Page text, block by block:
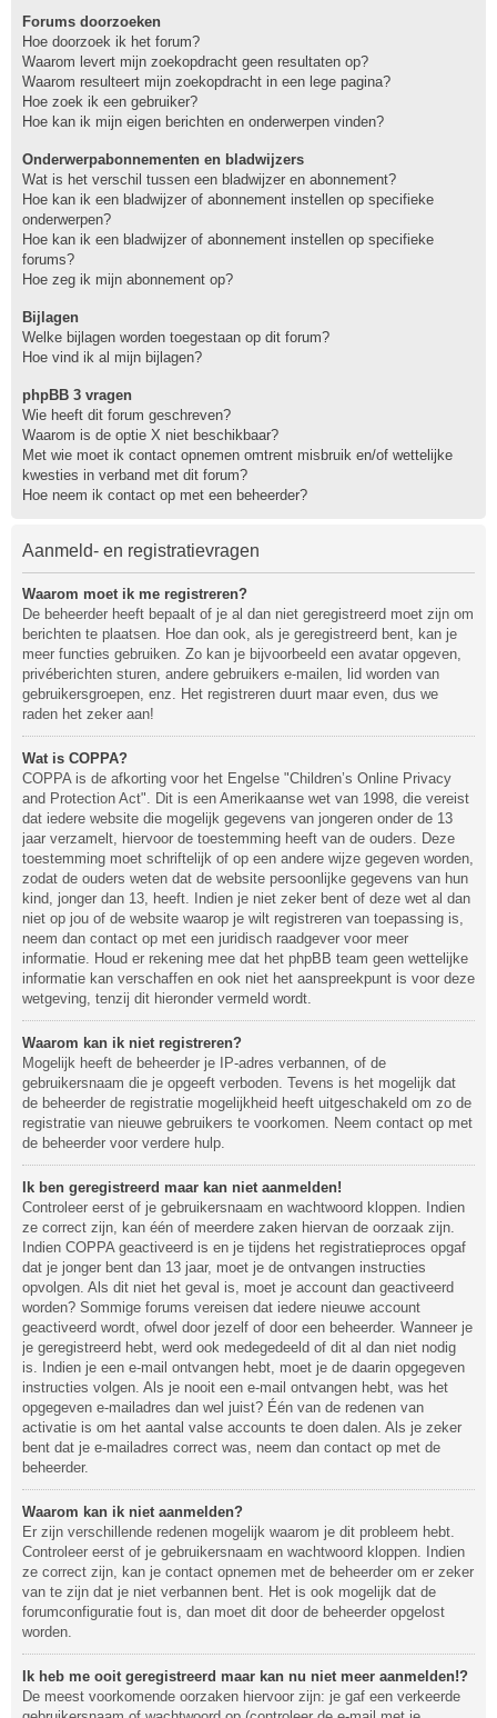
Forums doorzoeken
Hoe doorzoek ik het forum?
Waarom levert mijn zoekopdracht geen resultaten op?
Waarom resulteert mijn zoekopdracht in een lege pagina?
Hoe zoek ik een gebruiker?
Hoe kan ik mijn eigen berichten en onderwerpen vinden?
Onderwerpabonnementen en bladwijzers
Wat is het verschil tussen een bladwijzer en abonnement?
Hoe kan ik een bladwijzer of abonnement instellen op specifieke
onderwerpen?
Hoe kan ik een bladwijzer of abonnement instellen op specifieke
forums?
Hoe zeg ik mijn abonnement op?
Bijlagen
Welke bijlagen worden toegestaan op dit forum?
Hoe vind ik al mijn bijlagen?
phpBB 3 vragen
Wie heeft dit forum geschreven?
Waarom is de optie X niet beschikbaar?
Met wie moet ik contact opnemen omtrent misbruik en/of wettelijke
kwesties in verband met dit forum?
Hoe neem ik contact op met een beheerder?
Aanmeld- en registratievragen
Waarom moet ik me registreren?
De beheerder heeft bepaalt of je al dan niet geregistreerd moet zijn om
berichten te plaatsen. Hoe dan ook, als je geregistreerd bent, kan je
meer functies gebruiken. Zo kan je bijvoorbeeld een avatar opgeven,
privéberichten sturen, andere gebruikers e-mailen, lid worden van
gebruikersgroepen, enz. Het registreren duurt maar even, dus we
raden het zeker aan!
Wat is COPPA?
COPPA is de afkorting voor het Engelse "Children’s Online Privacy
and Protection Act". Dit is een Amerikaanse wet van 1998, die vereist
dat iedere website die mogelijk gegevens van jongeren onder de 13
jaar verzamelt, hiervoor de toestemming heeft van de ouders. Deze
toestemming moet schriftelijk of op een andere wijze gegeven worden,
zodat de ouders weten dat de website persoonlijke gegevens van hun
kind, jonger dan 13, heeft. Indien je niet zeker bent of deze wet al dan
niet op jou of de website waarop je wilt registreren van toepassing is,
neem dan contact op met een juridisch raadgever voor meer
informatie. Houd er rekening mee dat het phpBB team geen wettelijke
informatie kan verschaffen en ook niet het aanspreekpunt is voor deze
wetgeving, tenzij dit hieronder vermeld wordt.
Waarom kan ik niet registreren?
Mogelijk heeft de beheerder je IP-adres verbannen, of de
gebruikersnaam die je opgeeft verboden. Tevens is het mogelijk dat
de beheerder de registratie mogelijkheid heeft uitgeschakeld om zo de
registratie van nieuwe gebruikers te voorkomen. Neem contact op met
de beheerder voor verdere hulp.
Ik ben geregistreerd maar kan niet aanmelden!
Controleer eerst of je gebruikersnaam en wachtwoord kloppen. Indien
ze correct zijn, kan één of meerdere zaken hiervan de oorzaak zijn.
Indien COPPA geactiveerd is en je tijdens het registratieproces opgaf
dat je jonger bent dan 13 jaar, moet je de ontvangen instructies
opvolgen. Als dit niet het geval is, moet je account dan geactiveerd
worden? Sommige forums vereisen dat iedere nieuwe account
geactiveerd wordt, ofwel door jezelf of door een beheerder. Wanneer je
je geregistreerd hebt, werd ook medegedeeld of dit al dan niet nodig
is. Indien je een e-mail ontvangen hebt, moet je de daarin opgegeven
instructies volgen. Als je nooit een e-mail ontvangen hebt, was het
opgegeven e-mailadres dan wel juist? Één van de redenen van
activatie is om het aantal valse accounts te doen dalen. Als je zeker
bent dat je e-mailadres correct was, neem dan contact op met de
beheerder.
Waarom kan ik niet aanmelden?
Er zijn verschillende redenen mogelijk waarom je dit probleem hebt.
Controleer eerst of je gebruikersnaam en wachtwoord kloppen. Indien
ze correct zijn, kan je contact opnemen met de beheerder om er zeker
van te zijn dat je niet verbannen bent. Het is ook mogelijk dat de
forumconfiguratie fout is, dan moet dit door de beheerder opgelost
worden.
Ik heb me ooit geregistreerd maar kan nu niet meer aanmelden!?
De meest voorkomende oorzaken hiervoor zijn: je gaf een verkeerde